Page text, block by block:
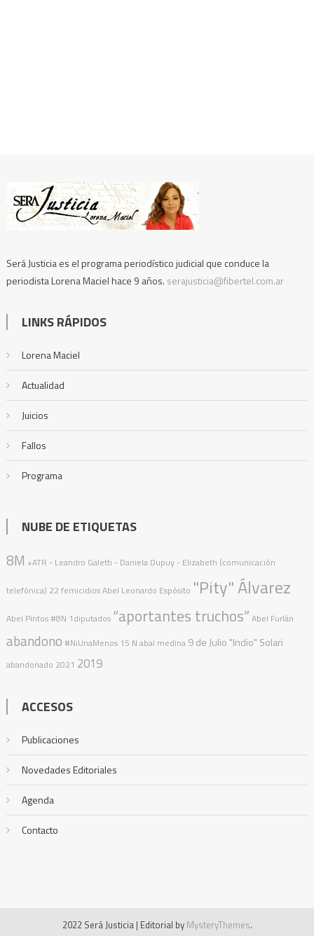
Será Justicia es el programa periodístico judicial que conduce la
periodista Lorena Maciel hace 9 años. serajusticia@fibertel.com.ar
LINKS RÁPIDOS
Lorena Maciel
Actualidad
Juicios
Fallos
Programa
NUBE DE ETIQUETAS
8M +ATR - Leandro Galetti - Daniela Dupuy - Elizabeth (comunicación
telefónica) 22 femicidiosAbel Leonardo Espósito "Pity" Álvarez
Abel Pintos #8N 1diputados “aportantes truchos” Abel Furlán
abandono #NiUnaMenos 15 N abal medina 9 de Julio "Indio" Solari
abandonado 2021 2019
ACCESOS
Publicaciones
Novedades Editoriales
Agenda
Contacto
2022 Será Justicia | Editorial by MysteryThemes.